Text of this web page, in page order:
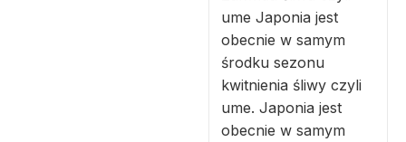
ume Japonia jest
obecnie w samym
środku sezonu
kwitnienia śliwy czyli
ume. Japonia jest
obecnie w samym